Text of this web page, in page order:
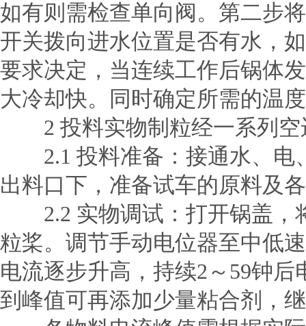
如有则需检查单向阀。第二步
开关拨向进水位置是否有水，
要求决定，当连续工作后锅体
大冷却快。同时确定所需的温
2 投料实物制粒经一系列空
2.1 投料准备：接通水、电
出料口下，准备试车的原料及
2.2 实物调试：打开锅盖，
粒桨。调节手动电位器至中低
电流逐步升高，持续2～59钟
到峰值可再添加少量粘合剂，